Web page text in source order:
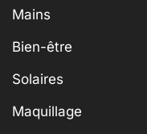
Mains
Bien-être
Solaires
Maquillage